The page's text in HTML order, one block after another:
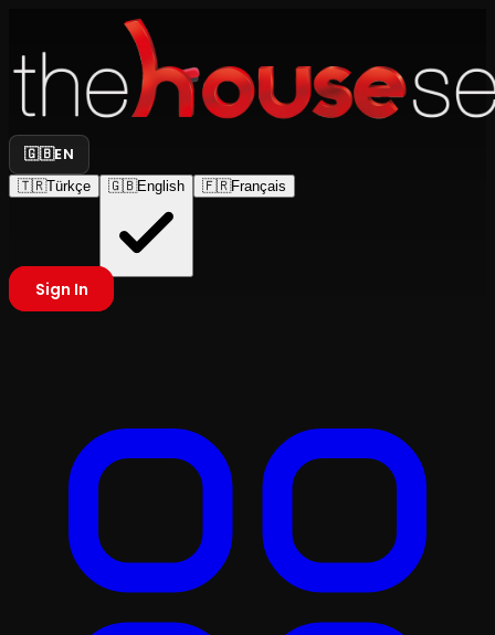
🇬🇧EN
🇹🇷Türkçe 🇬🇧English 🇫🇷Français
Sign In